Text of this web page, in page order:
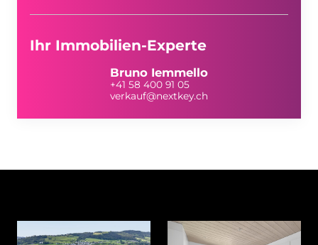
Ihr Immobilien-Experte
Bruno Iemmello
+41 58 400 91 05
verkauf@nextkey.ch